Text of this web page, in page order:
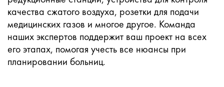
качества сжатого воздуха, розетки для подачи
медицинских газов и многое другое. Команда
наших экспертов поддержит ваш проект на всех
его этапах, помогая учесть все нюансы при
планировании больниц.